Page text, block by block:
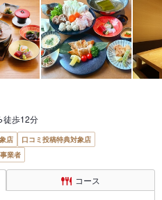
徒歩12分
店
口コミ投稿特典対象店
業者
コース